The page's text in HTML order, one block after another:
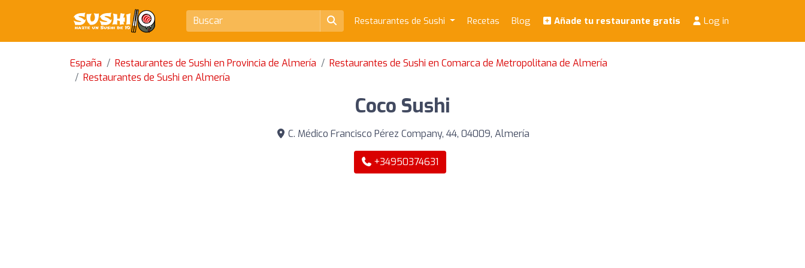
Restaurantes de Sushi Recetas Blog Añade tu restaurante gratis Log in
España Restaurantes de Sushi en Provincia de Almería
Restaurantes de Sushi en Comarca de Metropolitana de Almería
Restaurantes de Sushi en Almería
Coco Sushi
C. Médico Francisco Pérez Company, 44, 04009, Almería
+34950374631